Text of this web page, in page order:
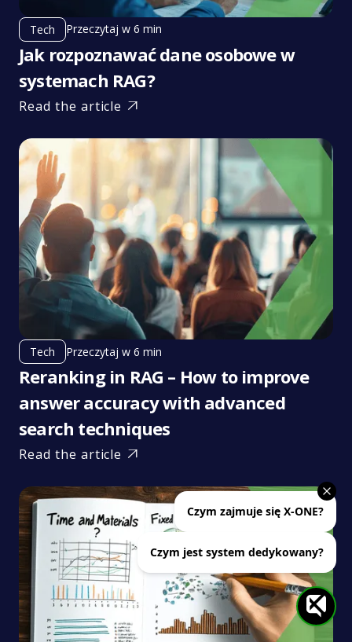
Tech Przeczytaj w 6 min
Jak rozpoznawać dane osobowe w
systemach RAG?
Read the article 
Tech Przeczytaj w 6 min
Reranking in RAG – How to improve
answer accuracy with advanced
search techniques
Read the article 